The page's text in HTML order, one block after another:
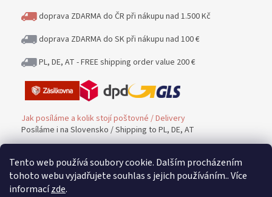
Tento web používá soubory cookie. Dalším procházením
tohoto webu vyjadřujete souhlas s jejich používáním.. Více
informacízde.
doprava ZDARMA do ČR při nákupu nad 1.500 Kč
doprava ZDARMA do SK při nákupu nad 100 €
PL, DE, AT - FREE shipping order value 200 €
Jak posíláme a kolik stojí poštovné / Delivery
Posíláme i na Slovensko / Shipping to PL, DE, AT
Platba / PAYMENT